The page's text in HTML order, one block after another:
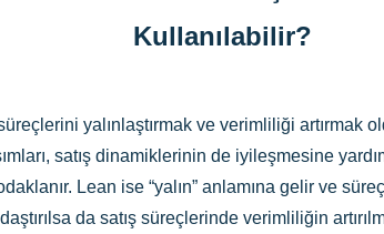
Kullanılabilir?
süreçlerini yalınlaştırmak ve verimliliği
satış dinamiklerinin de iyileşmesine
Lean ise “yalın” anlamına gelir ve
da satış süreçlerinde verimliliğin